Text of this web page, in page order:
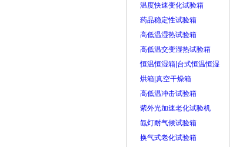
温度快速变化试验箱
药品稳定性试验箱
高低温湿热试验箱
高低温交变湿热试验箱
恒温恒湿箱|台式恒温恒湿
烘箱|真空干燥箱
高低温冲击试验箱
紫外光加速老化试验机
氙灯耐气候试验箱
换气式老化试验箱